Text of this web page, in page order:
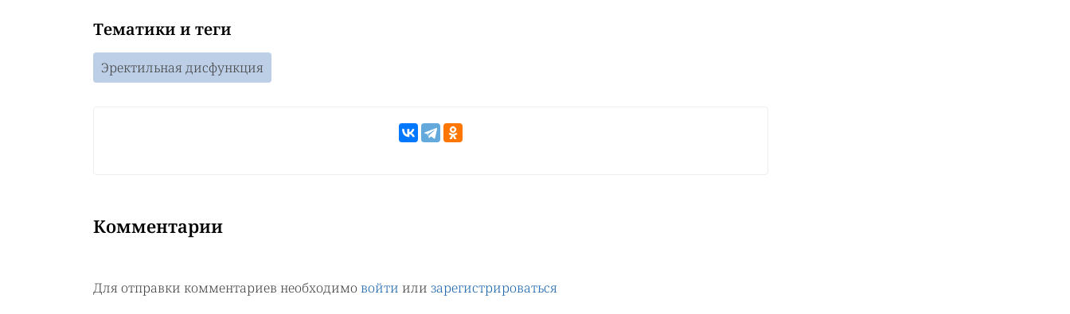
Тематики и теги
Эректильная дисфункция
Комментарии
Для отправки комментариев необходимо войти или зарегистрироваться